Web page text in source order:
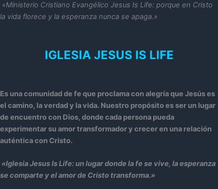
«Ministerio Cristiano Evangélico Jesus Is Life: porque en Cristo
la vida florece y la esperanza nunca se apaga.»
IGLESIA JESUS IS LIFE
Es una comunidad de fe que proclama con alegría que Jesús es
el camino, la verdad y la vida. Nuestro propósito es ser un lugar
de encuentro con Dios, donde cada persona pueda
experimentar su amor transformador y crecer en una relación
auténtica con Cristo.
«Iglesia Jesus Is Life: un lugar donde la fe se vive, la esperanza
se comparte y el amor de Cristo transforma.»